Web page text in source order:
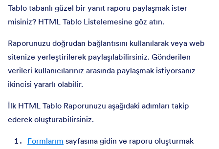
Tablo tabanlı güzel bir yanıt raporu paylaşmak ister
misiniz? HTML Tablo Listelemesine göz atın.
Raporunuzu doğrudan bağlantısını kullanılarak veya web
sitenize yerleştirilerek paylaşılabilirsiniz. Gönderilen
verileri kullanıcılarınız arasında paylaşmak istiyorsanız
ikincisi yararlı olabilir.
İlk HTML Tablo Raporunuzu aşağıdaki adımları takip
ederek oluşturabilirsiniz.
Formlarım sayfasına gidin ve raporu oluşturmak